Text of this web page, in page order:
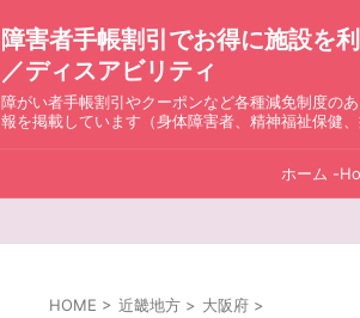
障害者手帳割引でお得に施設を
／ディスアビリティ
障がい者手帳割引やクーポンなど各種減免制度の
報を掲載しています（身体障害者、精神福祉保健、
ホーム -
HOME > 近畿地方 > 大阪府 >